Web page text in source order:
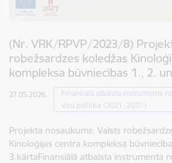
(Nr. VRK/RPVP/2023/8)
robežsardzes koledžas
kompleksa būvniecības 1., 2.
27.05.2026.
Finansiālā atbalsta instruments
vīzu politikai (2021.-2027.)
Projekta nosaukums: Valsts
Kinoloģijas centra kompleksa
3.kārtaFinansiālā atbalsta instrumenta